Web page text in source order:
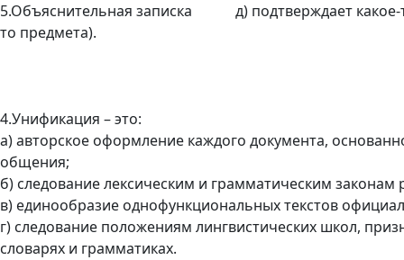
5.Объяснительная записка д) подтверждает какое-
то предмета).
4.Унификация – это:
а) авторское оформление каждого документа,
общения;
б) следование лексическим и грамматическим
в) единообразие однофункциональных текстов
г) следование положениям лингвистических школ,
словарях и грамматиках.